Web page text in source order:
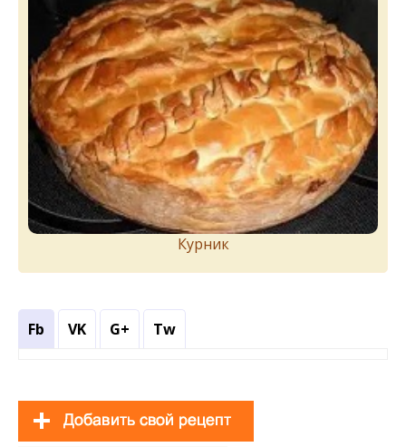
Курник
Fb VK G+ Tw